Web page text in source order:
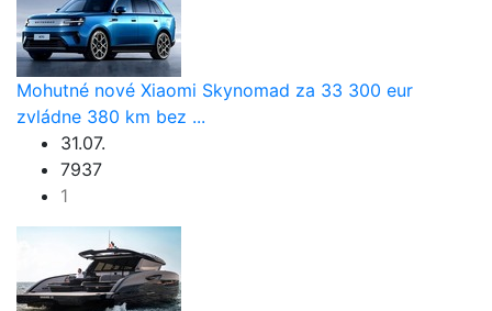
Mohutné nové Xiaomi Skynomad za 33 300 eur
zvládne 380 km bez ...
31.07.
7937
1